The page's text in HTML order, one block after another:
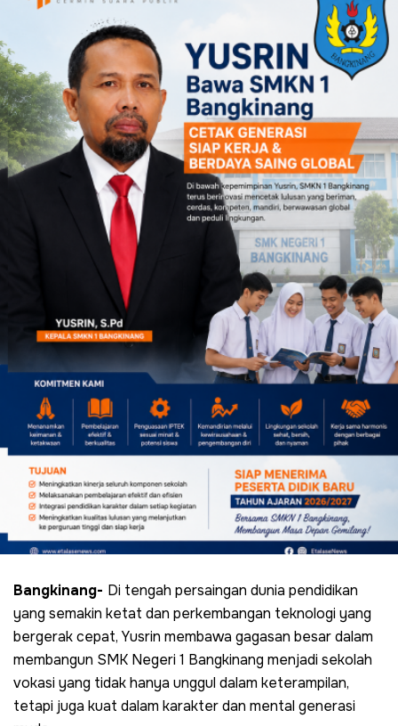
Bangkinang- Di tengah persaingan dunia pendidikan
yang semakin ketat dan perkembangan teknologi yang
bergerak cepat, Yusrin membawa gagasan besar dalam
membangun SMK Negeri 1 Bangkinang menjadi sekolah
vokasi yang tidak hanya unggul dalam keterampilan,
tetapi juga kuat dalam karakter dan mental generasi